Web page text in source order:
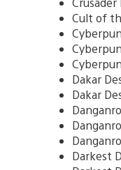
Cult of
Dakar
Dakar
Darkest